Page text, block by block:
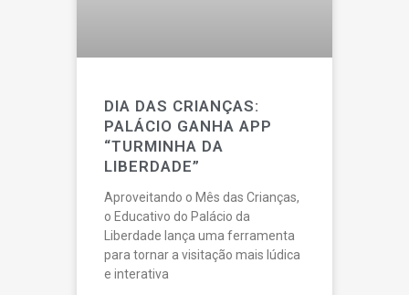
DIA DAS CRIANÇAS:
PALÁCIO GANHA APP
“TURMINHA DA
LIBERDADE”
Aproveitando o Mês das Crianças,
o Educativo do Palácio da
Liberdade lança uma ferramenta
para tornar a visitação mais lúdica
e interativa